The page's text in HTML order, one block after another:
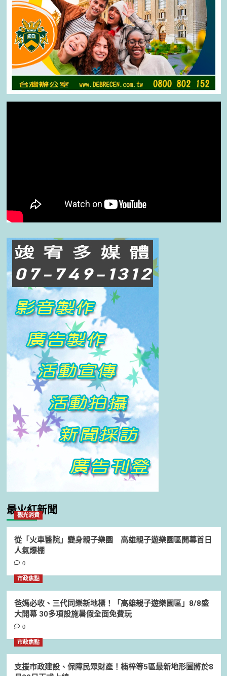
最火紅新聞
觀光消費
從「火車醫院」變身親子樂園 高雄親子遊樂園區開幕首日
人氣爆棚
0
市政焦點
爸媽必收、三代同樂新地標！「高雄親子遊樂園區」8/8盛
大開幕 30多項設施暑假全面免費玩
0
市政焦點
支援市政建設、保障民眾財產！楠梓等5區最新地形圖將於8